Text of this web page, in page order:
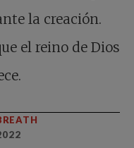
la creación.
el reino de Dios